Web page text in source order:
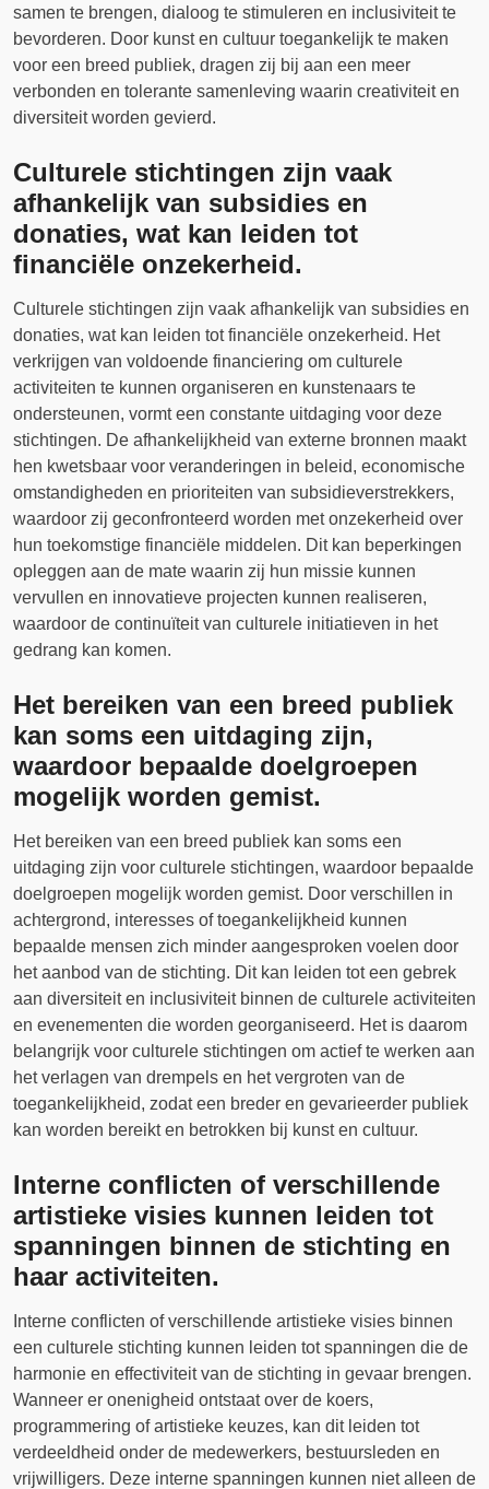
samen te brengen, dialoog te stimuleren en inclusiviteit te
bevorderen. Door kunst en cultuur toegankelijk te maken
voor een breed publiek, dragen zij bij aan een meer
verbonden en tolerante samenleving waarin creativiteit en
diversiteit worden gevierd.
Culturele stichtingen zijn vaak
afhankelijk van subsidies en
donaties, wat kan leiden tot
financiële onzekerheid.
Culturele stichtingen zijn vaak afhankelijk van subsidies en
donaties, wat kan leiden tot financiële onzekerheid. Het
verkrijgen van voldoende financiering om culturele
activiteiten te kunnen organiseren en kunstenaars te
ondersteunen, vormt een constante uitdaging voor deze
stichtingen. De afhankelijkheid van externe bronnen maakt
hen kwetsbaar voor veranderingen in beleid, economische
omstandigheden en prioriteiten van subsidieverstrekkers,
waardoor zij geconfronteerd worden met onzekerheid over
hun toekomstige financiële middelen. Dit kan beperkingen
opleggen aan de mate waarin zij hun missie kunnen
vervullen en innovatieve projecten kunnen realiseren,
waardoor de continuïteit van culturele initiatieven in het
gedrang kan komen.
Het bereiken van een breed publiek
kan soms een uitdaging zijn,
waardoor bepaalde doelgroepen
mogelijk worden gemist.
Het bereiken van een breed publiek kan soms een
uitdaging zijn voor culturele stichtingen, waardoor bepaalde
doelgroepen mogelijk worden gemist. Door verschillen in
achtergrond, interesses of toegankelijkheid kunnen
bepaalde mensen zich minder aangesproken voelen door
het aanbod van de stichting. Dit kan leiden tot een gebrek
aan diversiteit en inclusiviteit binnen de culturele activiteiten
en evenementen die worden georganiseerd. Het is daarom
belangrijk voor culturele stichtingen om actief te werken aan
het verlagen van drempels en het vergroten van de
toegankelijkheid, zodat een breder en gevarieerder publiek
kan worden bereikt en betrokken bij kunst en cultuur.
Interne conflicten of verschillende
artistieke visies kunnen leiden tot
spanningen binnen de stichting en
haar activiteiten.
Interne conflicten of verschillende artistieke visies binnen
een culturele stichting kunnen leiden tot spanningen die de
harmonie en effectiviteit van de stichting in gevaar brengen.
Wanneer er onenigheid ontstaat over de koers,
programmering of artistieke keuzes, kan dit leiden tot
verdeeldheid onder de medewerkers, bestuursleden en
vrijwilligers. Deze interne spanningen kunnen niet alleen de